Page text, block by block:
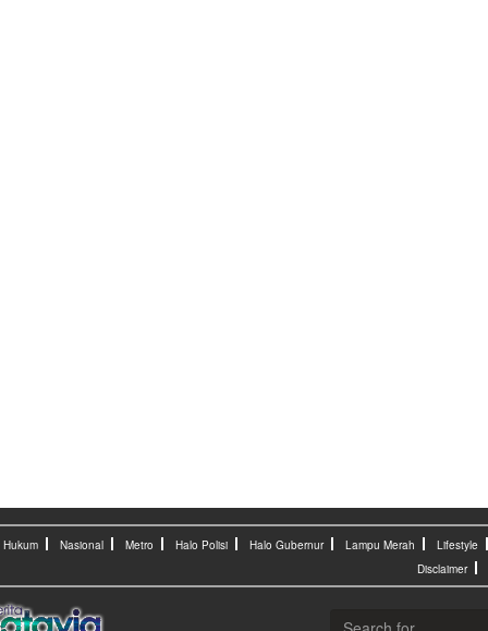
Hukum Nasional Metro Halo Polisi Halo Gubernur Lampu Merah Lifestyle
Disclaimer